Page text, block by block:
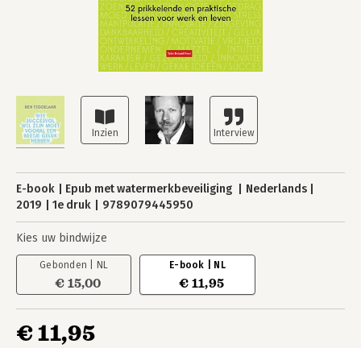
E-book Epub met watermerkbeveiliging
Nederlands
2019
1e druk 9789079445950
Kies uw bindwijze
Gebonden | NL
€ 15,00
E-book | NL
€ 11,95
€ 11,95